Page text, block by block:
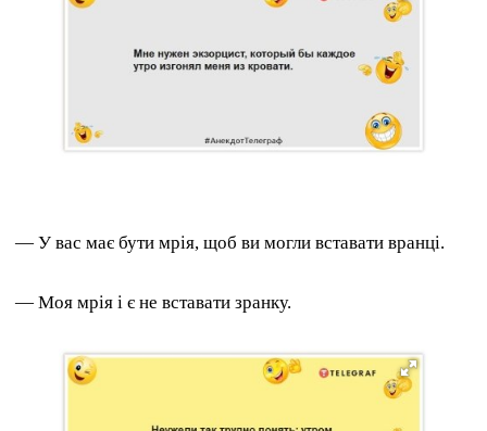
— У вас має бути мрія, щоб ви могли вставати вранці.
— Моя мрія і є не вставати зранку.